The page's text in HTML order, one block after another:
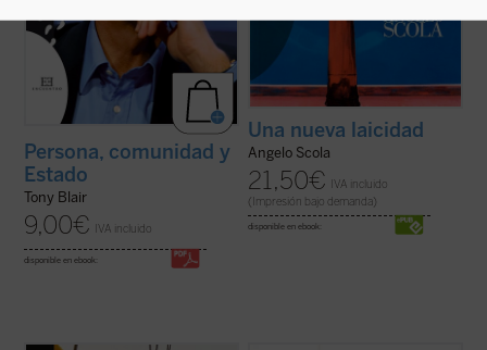
Persona, comunidad y
Estado
Tony Blair
9,00€ IVA incluido
disponible en ebook:
Una nueva laicidad
Angelo Scola
21,50€
IVA incluido
(Impresión bajo demanda)
disponible en ebook: